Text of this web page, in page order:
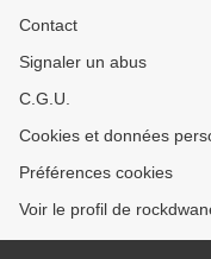
Contact
Signaler un abus
C.G.U.
Cookies et données
Préférences cookies
Voir le profil de